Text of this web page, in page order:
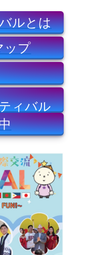
ルとは
ップ
ィバル